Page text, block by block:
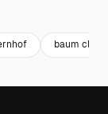
baum